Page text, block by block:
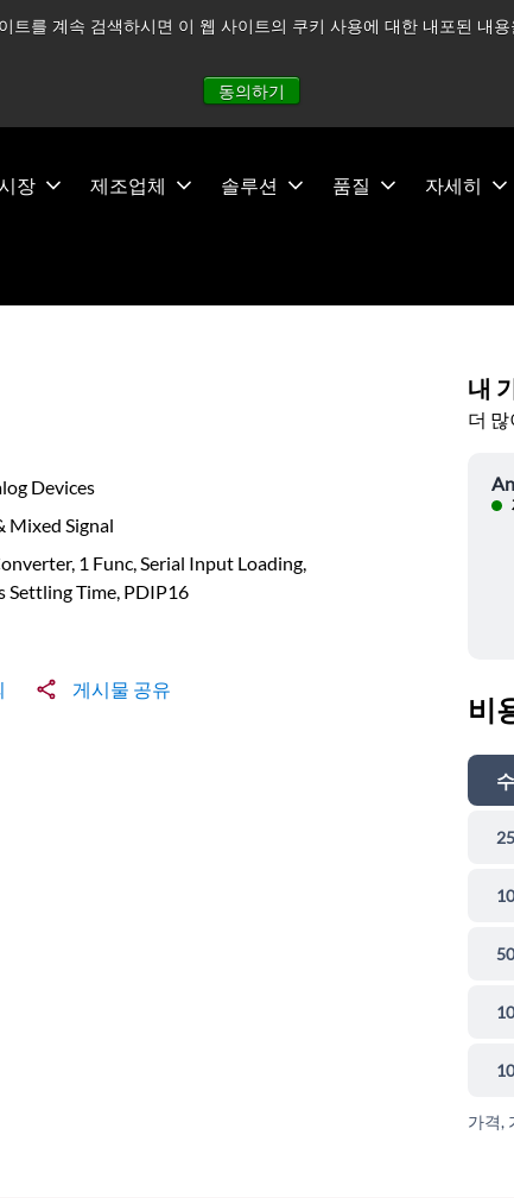
를 계속 검색하시면 이 웹 사이트의 쿠키 사용에 대한 내포된 내
동의하기
으로 주시하고 있으며, 모든 서비스는 정상적으로 운영되고
장 제조업체 솔루션 품질 자세히
Devices
Mixed Signal
1 Func, Serial Input Loading,
Settling Time, PDIP16
게시물 공유
내
더
비
가격,